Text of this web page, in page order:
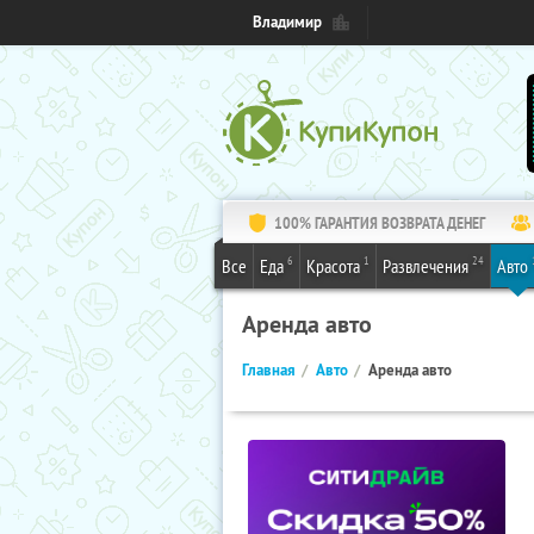
Владимир
100% ГАРАНТИЯ ВОЗВРАТА ДЕНЕГ
Все Еда 6 Красота 1 Развлечения 24 Авто
Аренда авто
Главная Авто Аренда авто